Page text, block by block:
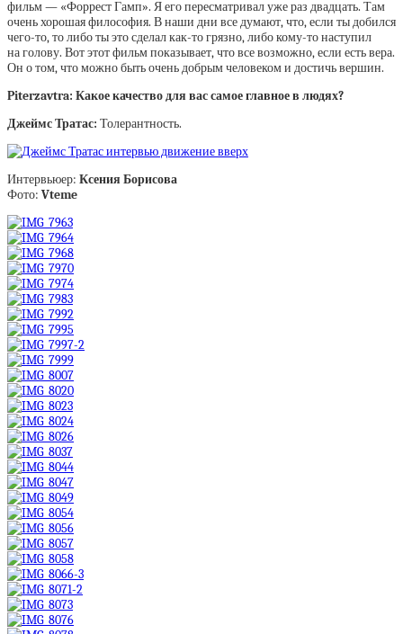
фильм — «Форрест Гамп». Я его пересматривал уже раз двадцать. Там
очень хорошая философия. В наши дни все думают, что, если ты добился
чего-то, то либо ты это сделал как-то грязно, либо кому-то наступил
на голову. Вот этот фильм показывает, что все возможно, если есть вера.
Он о том, что можно быть очень добрым человеком и достичь вершин.
Piterzavtra: Какое качество для вас самое главное в людях?
Джеймс Тратас: Толерантность.
Интервьюер: Ксения Борисова
Фото: Vteme